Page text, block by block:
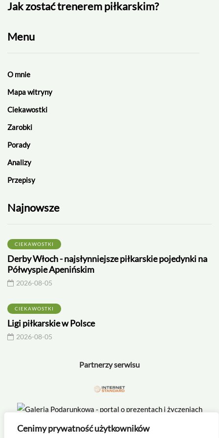
Cenimy prywatność użytkowników
Jak zostać trenerem piłkarskim?
Menu
O mnie
Mapa witryny
Ciekawostki
Zarobki
Porady
Analizy
Przepisy
Najnowsze
CIEKAWOSTKI
Derby Włoch - najsłynniejsze piłkarskie pojedynki na
Półwyspie Apenińskim
2026-08-05
CIEKAWOSTKI
Ligi piłkarskie w Polsce
2026-08-05
Partnerzy serwisu